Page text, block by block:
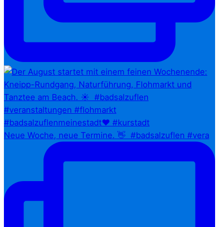
Neue Woche, neue Termine. 👋⁠ ⁠ #badsalzuflen #vera